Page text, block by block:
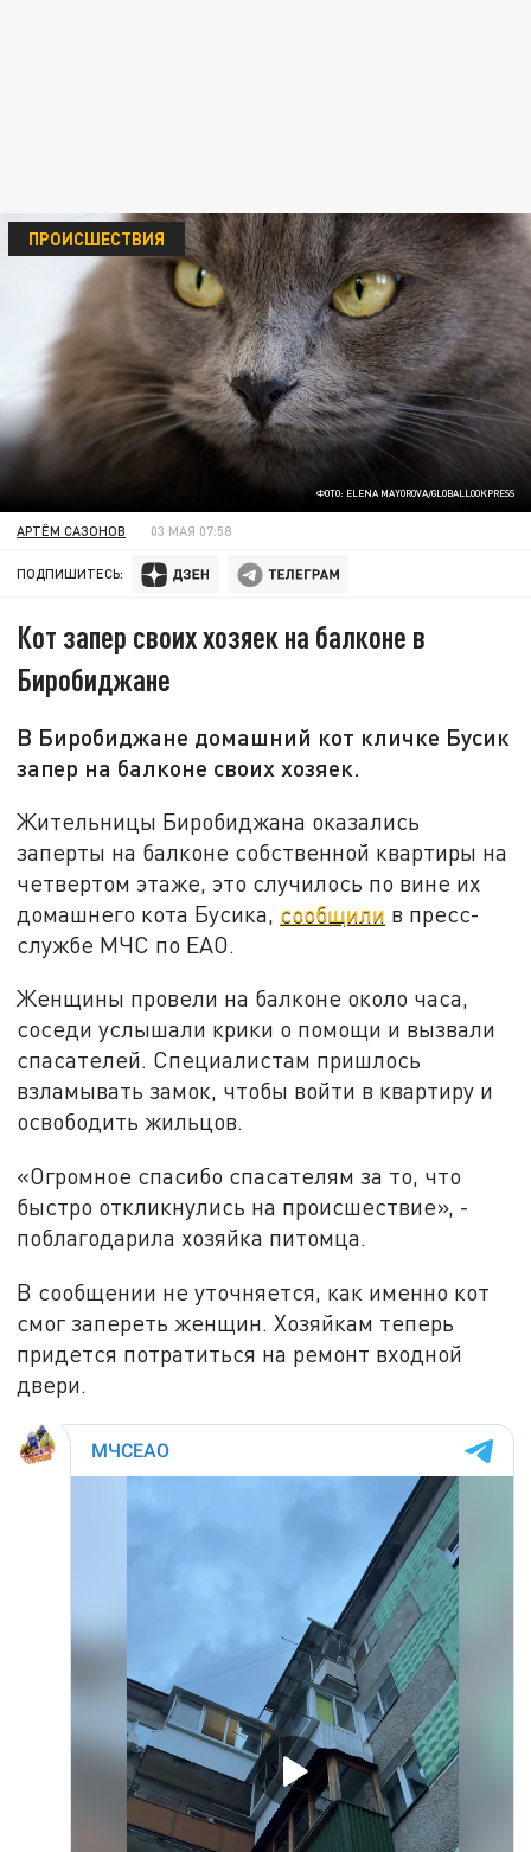
ФОТО: ELENA MAYOROVA/GLOBALLOOKPRESS
ПРОИСШЕСТВИЯ
АРТЁМ САЗОНОВ 03 МАЯ 07:58
ПОДПИШИТЕСЬ:
Кот запер своих хозяек на балконе в
Биробиджане
В Биробиджане домашний кот кличке Бусик
запер на балконе своих хозяек.
Жительницы Биробиджана оказались
заперты на балконе собственной квартиры на
четвертом этаже, это случилось по вине их
домашнего кота Бусика, сообщили в пресс-
службе МЧС по ЕАО.
Женщины провели на балконе около часа,
соседи услышали крики о помощи и вызвали
спасателей. Специалистам пришлось
взламывать замок, чтобы войти в квартиру и
освободить жильцов.
«Огромное спасибо спасателям за то, что
быстро откликнулись на происшествие», -
поблагодарила хозяйка питомца.
В сообщении не уточняется, как именно кот
смог запереть женщин. Хозяйкам теперь
придется потратиться на ремонт входной
двери.